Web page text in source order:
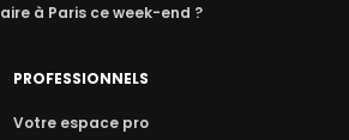
à Paris ce week-end ?
PROFESSIONNELS
Votre espace pro